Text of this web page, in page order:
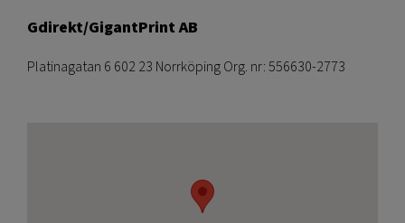
Gdirekt/GigantPrint AB
Platinagatan 6 602 23 Norrköping Org. nr: 556630-2773